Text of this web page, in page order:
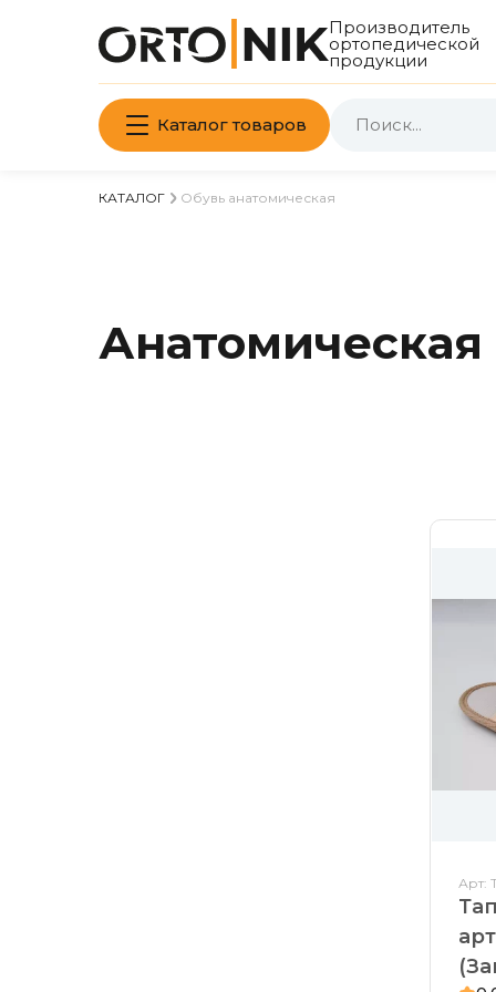
Производитель
ортопедической
продукции
Каталог товаров
КАТАЛОГ Обувь анатомическая
Арт: